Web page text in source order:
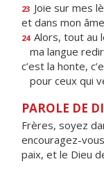
23 Joie sur mes
et dans mon
24 Alors, tout au
ma langue redir
c’est la honte,
pour ceux qui
PAROLE DE
Frères, soyez
encouragez-
paix, et le Dieu